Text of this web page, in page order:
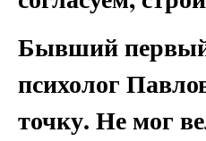
Бывший
психолог
точку. Не мог